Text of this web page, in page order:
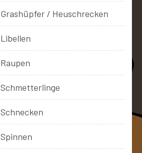
Grashüpfer / Heuschrecken
Libellen
Raupen
Schmetterlinge
Schnecken
Spinnen